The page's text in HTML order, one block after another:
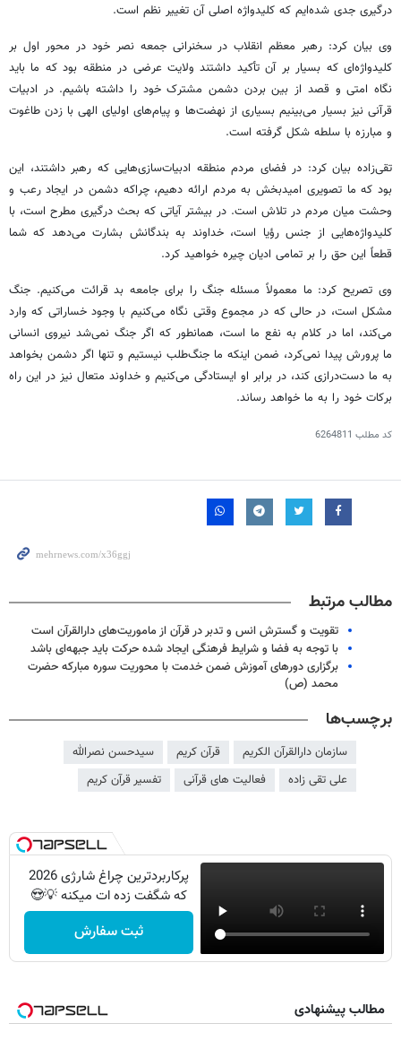
درگیری جدی شده‌ایم که کلیدواژه اصلی آن تغییر نظم است.
وی بیان کرد: رهبر معظم انقلاب در سخنرانی جمعه نصر خود در محور اول بر
کلیدواژه‌ای که بسیار بر آن تأکید داشتند ولایت عرضی در منطقه بود که ما باید
نگاه امتی و قصد از بین بردن دشمن مشترک خود را داشته باشیم. در ادبیات
قرآنی نیز بسیار می‌بینیم بسیاری از نهضت‌ها و پیام‌های اولیای الهی با زدن طاغوت
و مبارزه با سلطه شکل گرفته است.
تقی‌زاده بیان کرد: در فضای مردم منطقه ادبیات‌سازی‌هایی که رهبر داشتند، این
بود که ما تصویری امیدبخش به مردم ارائه دهیم، چراکه دشمن در ایجاد رعب و
وحشت میان مردم در تلاش است. در بیشتر آیاتی که بحث درگیری مطرح است، با
کلیدواژه‌هایی از جنس رؤیا است، خداوند به بندگانش بشارت می‌دهد که شما
قطعاً این حق را بر تمامی ادیان چیره خواهید کرد.
وی تصریح کرد: ما معمولاً مسئله جنگ را برای جامعه بد قرائت می‌کنیم. جنگ
مشکل است، در حالی که در مجموع وقتی نگاه می‌کنیم با وجود خساراتی که وارد
می‌کند، اما در کلام به نفع ما است، همانطور که اگر جنگ نمی‌شد نیروی انسانی
ما پرورش پیدا نمی‌کرد، ضمن اینکه ما جنگ‌طلب نیستیم و تنها اگر دشمن بخواهد
به ما دست‌درازی کند، در برابر او ایستادگی می‌کنیم و خداوند متعال نیز در این راه
برکات خود را به ما خواهد رساند.
کد مطلب 6264811
مطالب مرتبط
تقویت و گسترش انس و تدبر در قرآن از ماموریت‌های دارالقرآن است
با توجه به فضا و شرایط فرهنگی ایجاد شده حرکت باید جبهه‌ای باشد
برگزاری دورهای آموزش ضمن خدمت با محوریت سوره مبارکه حضرت
محمد (ص)
برچسب‌ها
سازمان دارالقرآن الکریم قرآن کریم
سیدحسن نصرالله
علی تقی زاده
فعالیت های قرآنی تفسیر قرآن کریم
پرکاربردترین چراغ شارژی 2026
که شگفت زده ات میکنه 💡😍
ثبت سفارش
مطالب پیشنهادی